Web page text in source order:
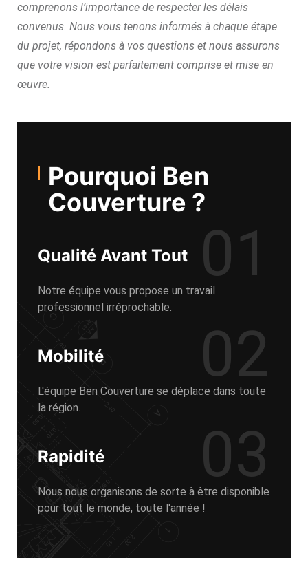
comprenons l’importance de respecter les délais
convenus. Nous vous tenons informés à chaque étape
du projet, répondons à vos questions et nous assurons
que votre vision est parfaitement comprise et mise en
œuvre.
Pourquoi Ben
Couverture ?
Qualité Avant Tout 01
Notre équipe vous propose un travail
professionnel irréprochable.
Mobilité 02
L'équipe Ben Couverture se déplace dans toute
la région.
Rapidité 03
Nous nous organisons de sorte à être disponible
pour tout le monde, toute l'année !